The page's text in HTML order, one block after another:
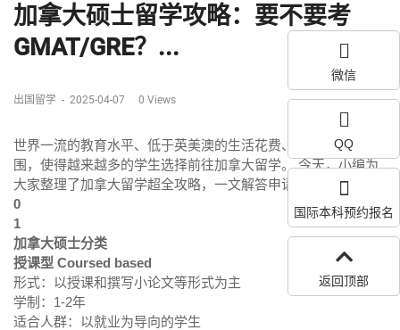
加拿大硕士留学攻略：要不要考
GMAT/GRE？...
出国留学 - 2025-04-07 0 Views
世界一流的教育水平、低于英美澳的生活花费、多元的文化氛
围，使得越来越多的学生选择前往加拿大留学。 今天，小编为
大家整理了加拿大留学超全攻略，一文解答申请疑虑！
0
1
加拿大硕士分类
授课型 Coursed based
形式：以授课和撰写小论文等形式为主
学制：1-2年
适合人群：以就业为导向的学生
微信
QQ
国际本科预约报名
返回顶部